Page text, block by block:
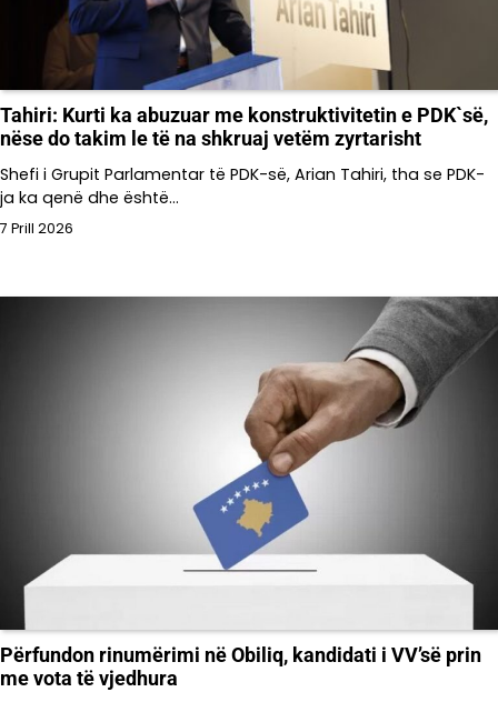
Tahiri: Kurti ka abuzuar me konstruktivitetin e PDK`së,
nëse do takim le të na shkruaj vetëm zyrtarisht
Shefi i Grupit Parlamentar të PDK-së, Arian Tahiri, tha se PDK-
ja ka qenë dhe është…
7 Prill 2026
Përfundon rinumërimi në Obiliq, kandidati i VV’së prin
me vota të vjedhura